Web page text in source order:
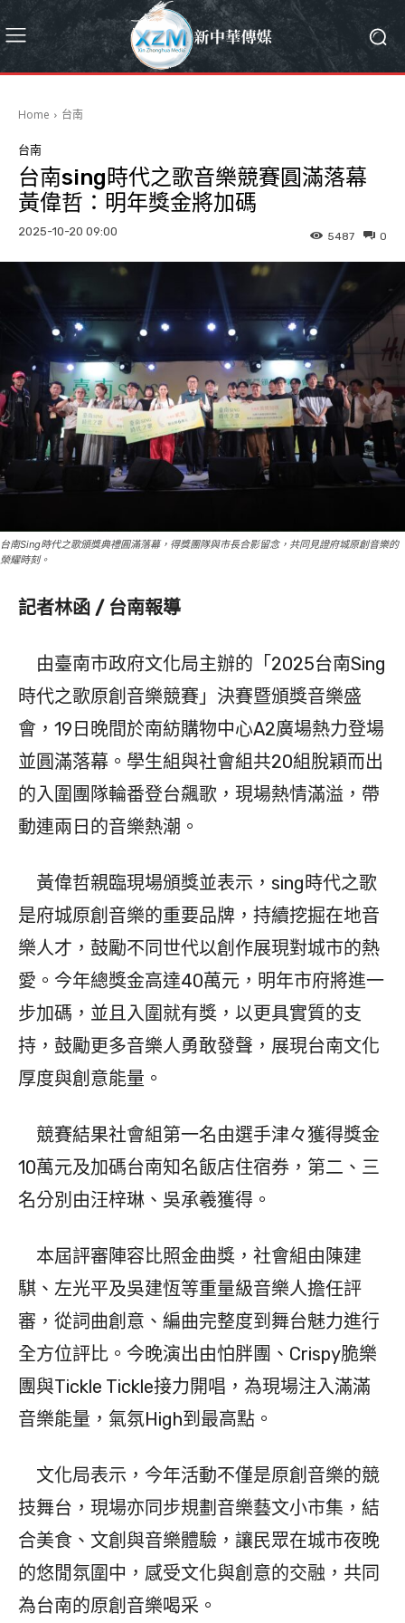
Home 台南
台南
台南sing時代之歌音樂競賽圓滿落幕
黃偉哲：明年獎金將加碼
2025-10-20 09:00 0
5487
台南Sing時代之歌頒獎典禮圓滿落幕，得獎團隊與市長合影留念，共同見證府城原創音樂的
榮耀時刻。
記者林函 / 台南報導
由臺南市政府文化局主辦的「2025台南Sing
時代之歌原創音樂競賽」決賽暨頒獎音樂盛
會，19日晚間於南紡購物中心A2廣場熱力登場
並圓滿落幕。學生組與社會組共20組脫穎而出
的入圍團隊輪番登台飆歌，現場熱情滿溢，帶
動連兩日的音樂熱潮。
黃偉哲親臨現場頒獎並表示，sing時代之歌
是府城原創音樂的重要品牌，持續挖掘在地音
樂人才，鼓勵不同世代以創作展現對城市的熱
愛。今年總獎金高達40萬元，明年市府將進一
步加碼，並且入圍就有獎，以更具實質的支
持，鼓勵更多音樂人勇敢發聲，展現台南文化
厚度與創意能量。
競賽結果社會組第一名由選手津々獲得獎金
10萬元及加碼台南知名飯店住宿券，第二、三
名分別由汪梓琳、吳承羲獲得。
本屆評審陣容比照金曲獎，社會組由陳建
騏、左光平及吳建恆等重量級音樂人擔任評
審，從詞曲創意、編曲完整度到舞台魅力進行
全方位評比。今晚演出由怕胖團、Crispy脆樂
團與Tickle Tickle接力開唱，為現場注入滿滿
音樂能量，氣氛High到最高點。
文化局表示，今年活動不僅是原創音樂的競
技舞台，現場亦同步規劃音樂藝文小市集，結
合美食、文創與音樂體驗，讓民眾在城市夜晚
的悠閒氛圍中，感受文化與創意的交融，共同
為台南的原創音樂喝采。